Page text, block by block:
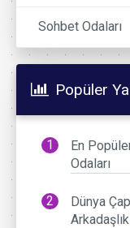
Sohbet Odaları
Popüler
En
Odaları
Dünya